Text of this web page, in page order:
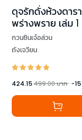
ดุจรักดั่งห้วงดารา
พร่างพราย เล่ม 1
กวนซินเจ๋อล่วน
ถังเจวียน
424.15499.00บาท -15